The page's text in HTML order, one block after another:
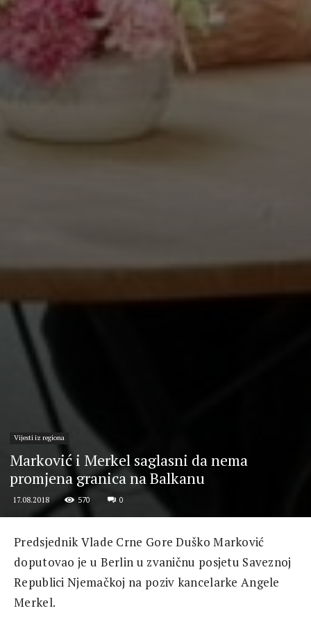
Vijesti iz regiona
Marković i Merkel saglasni da nema
promjena granica na Balkanu
17.08.2018 570 0
Predsjednik Vlade Crne Gore Duško Marković
doputovao je u Berlin u zvaničnu posjetu Saveznoj
Republici Njemačkoj na poziv kancelarke Angele
Merkel.